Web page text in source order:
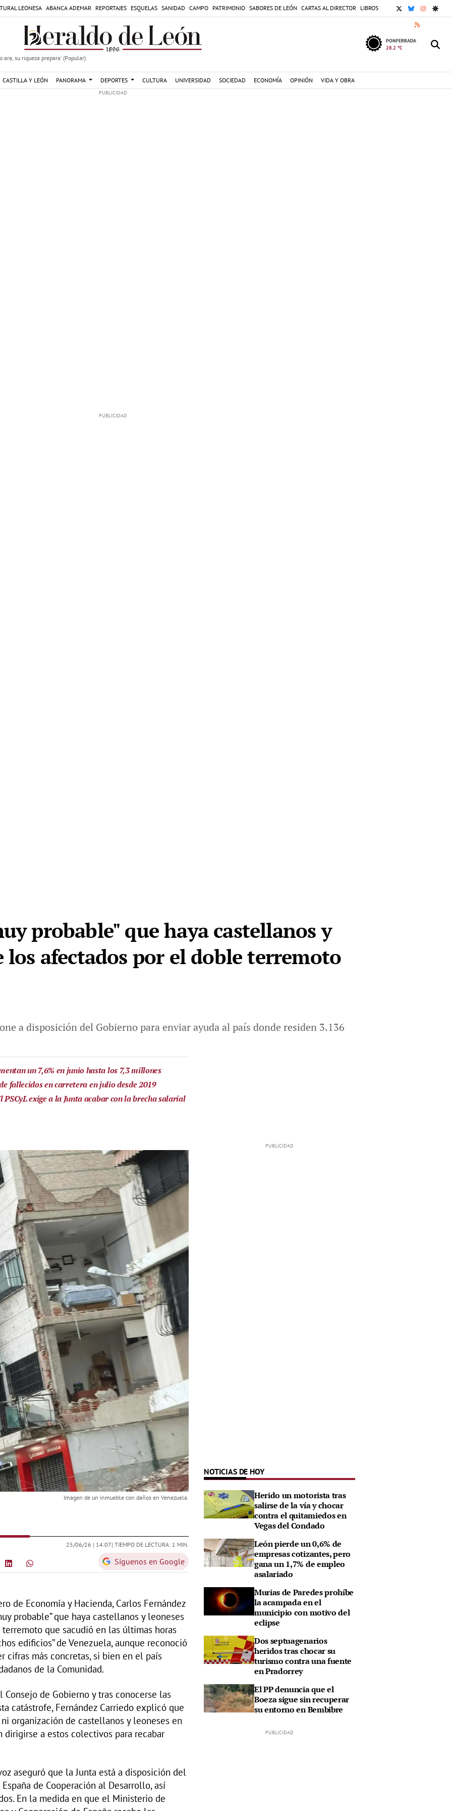
LEONESA ABANCA ADEMAR REPORTAJES ESQUELAS SANIDAD CAMPO PATRIMONIO SABORES DE LEÓN CARTAS AL DIRECTOR LIBROS X BLUESKY
RSS
ara, su riqueza prepara' (Popular)
PONFERRADA
28.2 °C
CASTILLA Y LEÓN PANORAMA DEPORTES CULTURA UNIVERSIDAD SOCIEDAD ECONOMÍA OPINIÓN VIDA Y OBRA
probable" que haya castellanos y
los afectados por el doble terremoto
a disposición del Gobierno para enviar ayuda al país donde residen 3.136
un 7,6% en junio hasta los 7,3 millones
fallecidos en carretera en julio desde 2019
PSCyL exige a la Junta acabar con la brecha salarial
Imagen de un inmueble con daños en Venezuela.
25/06/26 | 14:07| TIEMPO DE LECTURA: 1 MIN.
Síguenos en Google
de Economía y Hacienda, Carlos Fernández
probable” que haya castellanos y leoneses
que sacudió en las últimas horas
edificios” de Venezuela, aunque reconoció
cifras más concretas, si bien en el país
de la Comunidad.
de Gobierno y tras conocerse las
catástrofe, Fernández Carriedo explicó que
organización de castellanos y leoneses en
a estos colectivos para recabar
aseguró que la Junta está a disposición del
de Cooperación al Desarrollo, así
En la medida en que el Ministerio de
NOTICIAS DE HOY
Herido un motorista tras
salirse de la vía y chocar
contra el quitamiedos en
Vegas del Condado
León pierde un 0,6% de
empresas cotizantes, pero
gana un 1,7% de empleo
asalariado
Murias de Paredes prohíbe
la acampada en el
municipio con motivo del
eclipse
Dos septuagenarios
heridos tras chocar su
turismo contra una fuente
en Pradorrey
El PP denuncia que el
Boeza sigue sin recuperar
su entorno en Bembibre